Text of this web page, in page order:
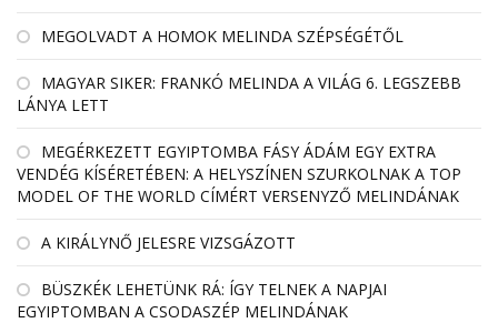
MEGOLVADT A HOMOK MELINDA SZÉPSÉGÉTŐL
MAGYAR SIKER: FRANKÓ MELINDA A VILÁG 6. LEGSZEBB
LÁNYA LETT
MEGÉRKEZETT EGYIPTOMBA FÁSY ÁDÁM EGY EXTRA
VENDÉG KÍSÉRETÉBEN: A HELYSZÍNEN SZURKOLNAK A TOP
MODEL OF THE WORLD CÍMÉRT VERSENYZŐ MELINDÁNAK
A KIRÁLYNŐ JELESRE VIZSGÁZOTT
BÜSZKÉK LEHETÜNK RÁ: ÍGY TELNEK A NAPJAI
EGYIPTOMBAN A CSODASZÉP MELINDÁNAK